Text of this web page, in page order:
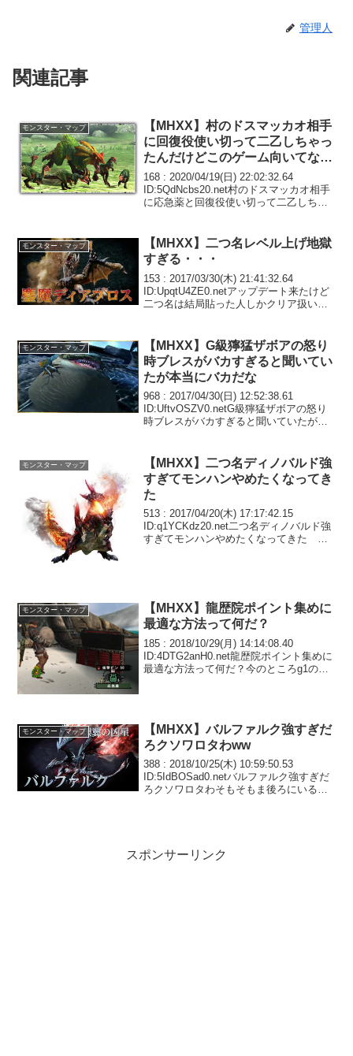
管理人
関連記事
モンスター・マップ
【MHXX】村のドスマッカオ相手
に回復役使い切って二乙しちゃっ
たんだけどこのゲーム向いてな
い？
168 : 2020/04/19(日) 22:02:32.64
ID:5QdNcbs20.net村のドスマッカオ相手
に応急薬と回復役使い切って二乙しちゃ
モンスター・マップ
【MHXX】二つ名レベル上げ地獄
すぎる・・・
153 : 2017/03/30(木) 21:41:32.64
ID:UpqtU4ZE0.netアップデート来たけど
二つ名は結局貼った人しかクリア扱いに
モンスター・マップ
【MHXX】G級獰猛ザボアの怒り
時ブレスがバカすぎると聞いてい
たが本当にバカだな
968 : 2017/04/30(日) 12:52:38.61
ID:UftvOSZV0.netG級獰猛ザボアの怒り
時ブレスがバカすぎると聞いていたが本
タゲ達成してしま...
モンスター・マップ
【MHXX】二つ名ディノバルド強
すぎてモンハンやめたくなってき
た
513 : 2017/04/20(木) 17:17:42.15
ID:q1YCKdz20.net二つ名ディノバルド強
すぎてモンハンやめたくなってきた こ
モンスター・マップ
【MHXX】龍歴院ポイント集めに
最適な方法って何だ？
185 : 2018/10/29(月) 14:14:08.40
ID:4DTG2anH0.net龍歴院ポイント集めに
最適な方法って何だ？今のところg1のア
モンスター・マップ
【MHXX】バルファルク強すぎだ
ろクソワロタわww
388 : 2018/10/25(木) 10:59:50.53
ID:5IdBOSad0.netバルファルク強すぎだ
ろクソワロタわそもそもま後ろにいるの
スポンサーリンク